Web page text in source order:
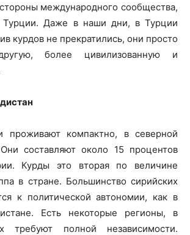
международного сообщества,
Турции. Даже в наши дни, в Турции
курдов не прекратились, они просто
более цивилизованную и
проживают компактно, в северной
составляют около 15 процентов
Курды это вторая по величине
в стране. Большинство сирийских
к политической автономии, как в
Есть некоторые регионы, в
требуют полной независимости.